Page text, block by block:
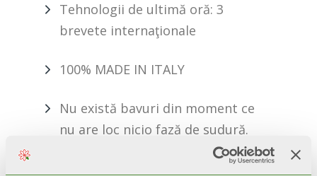
Tehnologii de ultimă oră: 3
brevete internaţionale
100% MADE IN ITALY
Nu există bavuri din moment ce
nu are loc nicio fază de sudură.